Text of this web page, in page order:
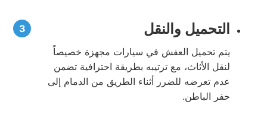
التحميل والنقل
يتم تحميل العفش في سيارات مجهزة خصيصاً
لنقل الأثاث، مع ترتيبه بطريقة احترافية تضمن
عدم تعرضه للضرر أثناء الطريق من الدمام إلى
حفر الباطن.